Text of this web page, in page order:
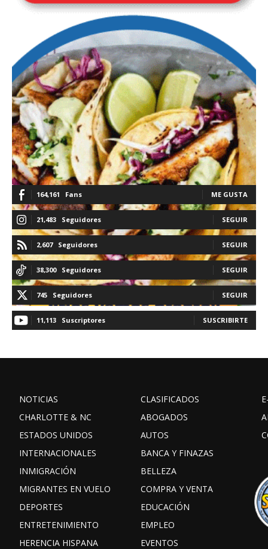
164,161 Fans ME GUSTA
21,483 Seguidores SEGUIR
2,607 Seguidores SEGUIR
38,300 Seguidores SEGUIR
745 Seguidores SEGUIR
11,113 Suscriptores SUSCRIBIRTE
NOTICIAS
CHARLOTTE & NC
ESTADOS UNIDOS
INTERNACIONALES
INMIGRACIÓN
MIGRANTES EN VUELO
DEPORTES
ENTRETENIMIENTO
HERENCIA HISPANA
CLASIFICADOS
ABOGADOS
AUTOS
BANCA Y FINAZAS
BELLEZA
COMPRA Y VENTA
EDUCACIÓN
EMPLEO
EVENTOS